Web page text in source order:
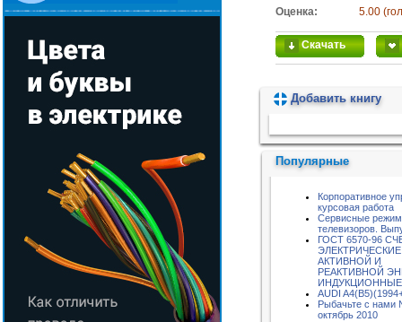
Оценка:
5.00
Скачать
Добавить книгу
Популярные
Корпоративное
курсовая работа
Сервисные
телевизоров.
ГОСТ 6570-96
ЭЛЕКТРИЧЕСКИЕ
АКТИВНОЙ И
РЕАКТИВНОЙ
ИНДУКЦИОННЫЕ
AUDI
Рыбачьте с нами
октябрь 2010